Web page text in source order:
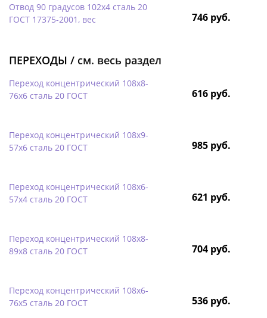
Отвод 90 градусов 102х4 сталь 20
ГОСТ 17375-2001, вес
746 руб.
ПЕРЕХОДЫ / см. весь раздел
Переход концентрический 108х8-
76х6 сталь 20 ГОСТ
616 руб.
Переход концентрический 108х9-
57х6 сталь 20 ГОСТ
985 руб.
Переход концентрический 108х6-
57х4 сталь 20 ГОСТ
621 руб.
Переход концентрический 108х8-
89х8 сталь 20 ГОСТ
704 руб.
Переход концентрический 108х6-
76х5 сталь 20 ГОСТ
536 руб.